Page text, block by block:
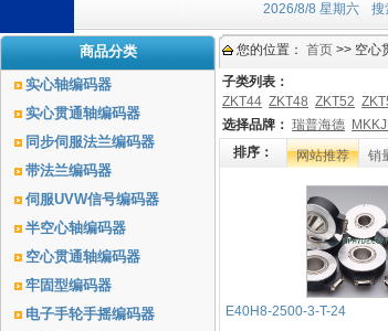
2026/8/8 星期六 搜
商品分类
实心轴编码器
实心贯通轴编码器
同步伺服法兰编码器
带法兰编码器
伺服UVW信号编码器
半空心轴编码器
空心贯通轴编码器
牢固型编码器
电子手轮手摇编码器
您的位置： 首页 >> 空心
子类列表：
ZKT44 ZKT48 ZKT52
选择品牌： 瑞普海德
排序：
网站推荐 销
E40H8-2500-3-T-24